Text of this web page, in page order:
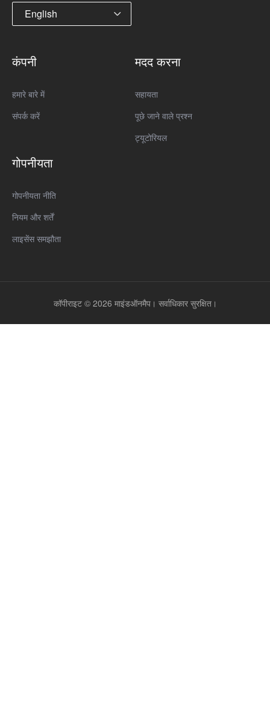
English
कंपनी
हमारे बारे में
संपर्क करें
मदद करना
सहायता
पूछे जाने वाले प्रश्न
ट्यूटोरियल
गोपनीयता
गोपनीयता नीति
नियम और शर्तें
लाइसेंस समझौता
कॉपीराइट © 2026 माइंडऑनमैप। सर्वाधिकार सुरक्षित।